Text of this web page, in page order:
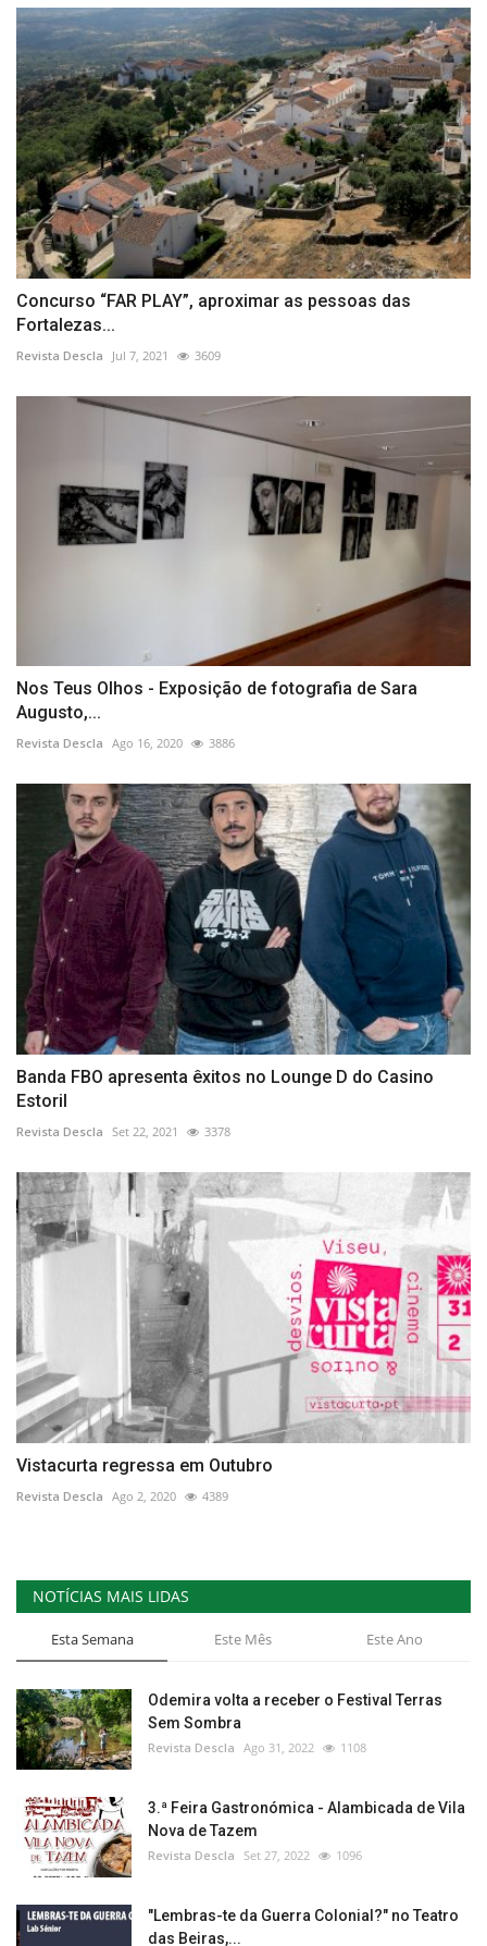
Concurso “FAR PLAY”, aproximar as pessoas das
Fortalezas...
Revista Descla Jul 7, 2021 3609
Nos Teus Olhos - Exposição de fotografia de Sara
Augusto,...
Revista Descla Ago 16, 2020 3886
Banda FBO apresenta êxitos no Lounge D do Casino
Estoril
Revista Descla Set 22, 2021 3378
Vistacurta regressa em Outubro
Revista Descla Ago 2, 2020 4389
NOTÍCIAS MAIS LIDAS
Esta Semana Este Mês Este Ano
Odemira volta a receber o Festival Terras
Sem Sombra
Revista Descla Ago 31, 2022 1108
3.ª Feira Gastronómica - Alambicada de Vila
Nova de Tazem
Revista Descla Set 27, 2022 1096
"Lembras-te da Guerra Colonial?" no Teatro
das Beiras,...